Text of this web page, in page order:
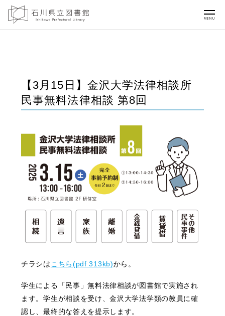
MENU
【3月15日】金沢大学法律相談所
民事無料法律相談 第8回
チラシは こちら(pdf 313kb)から。
学生による「民事」無料法律相談が図書館で実施され
ます。学生が相談を受け、金沢大学法学類の教員に確
認し、最終的な答えを提示します。